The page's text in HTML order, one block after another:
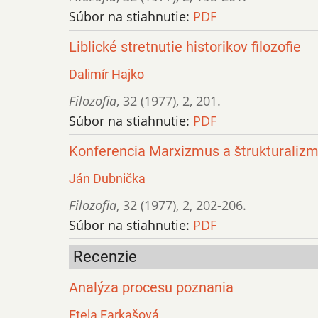
Súbor na stiahnutie: PDF
Liblické stretnutie historikov filozofie
Dalimír Hajko
Filozofia, 32 (1977), 2, 201.
Súbor na stiahnutie: PDF
Konferencia Marxizmus a
Ján Dubnička
Filozofia, 32 (1977), 2, 202-206.
Súbor na stiahnutie: PDF
Recenzie
Analýza procesu poznania
Etela Farkašová